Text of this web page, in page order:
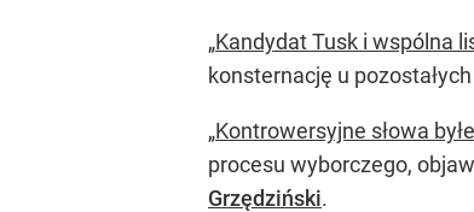
„Kandydat Tusk i wspólna
konsternację u
„Kontrowersyjne słowa
procesu wyborczego,
Grzędziński.